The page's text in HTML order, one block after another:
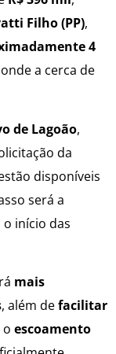
Filho (PP),
4
a cerca de
de Lagoão,
da
disponíveis
será a
o início das
mais
, além defacilitar
o escoamento